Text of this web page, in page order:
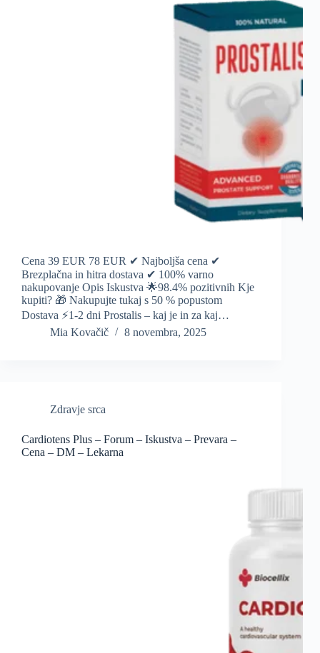
Cena 39 EUR 78 EUR ✔ Najboljša cena ✔
Brezplačna in hitra dostava ✔ 100% varno
nakupovanje Opis Iskustva 🌟98.4% pozitivnih Kje
kupiti? 🎁 Nakupujte tukaj s 50 % popustom
Dostava ⚡️1-2 dni Prostalis – kaj je in za kaj…
Mia Kovačič
8 novembra, 2025
Zdravje srca
Cardiotens Plus – Forum – Iskustva – Prevara –
Cena – DM – Lekarna